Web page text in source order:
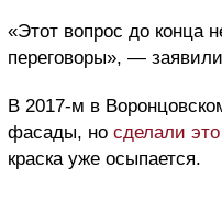
«Этот вопрос до конца
переговоры», —
В 2017-м в
фасады, но сделали
краска уже осыпается.